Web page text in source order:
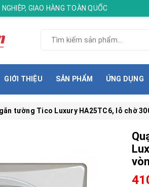
GIAO HÀNG TOÀN QUỐC
GIỚI THIỆU SẢN PHẨM ỨNG DỤNG
tường Tico Luxury HA25TC6, lỗ chờ